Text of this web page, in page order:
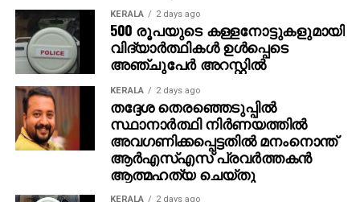
അക്രമികള്‍ക്കെതിരെ പരാതി നല്‍കാന്‍ പൊലീസ്
ഇരകളോട് ആവശ്യപ്പെട്ടു. അടുത്ത ദിവസം,
കൃത്യനിര്‍വഹണത്തിലെ വീഴ്ചയ്ക്ക് എട്ട്
ഉദ്യോഗസ്ഥരെ സസ്‌പെന്‍ഡ് ചെയ്യുകയും രവീന്ദ്ര
സിങ് തേല, രോഹിത് ശര്‍മ എന്നീ രണ്ട് പ്രധാന
അക്രമികളെ അറസ്റ്റ് ചെയ്യുകയും ചെയ്തു.
ഇരുവരെയും പിന്നീട് ജാമ്യത്തില്‍ വിട്ടു.
ഗോരക്ഷാ സംഘാം?ഗമായ പ്രാദേശിക ബിജെപി
നേതാവാണ് തേല. പ്രദേശത്തെ പ്രതിഷേധങ്ങള്‍
KERALA 2 days ago
500 രൂപയുടെ കള്ളനോട്ടുകളുമായി
വിദ്യാര്‍ത്ഥികള്‍ ഉള്‍പ്പെടെ
അഞ്ചുപേര്‍ അറസ്റ്റില്‍
KERALA 2 days ago
തദ്ദേശ തെരഞ്ഞെടുപ്പില്‍
സ്ഥാനാര്‍ത്ഥി നിര്‍ണയത്തില്‍
അവഗണിക്കപ്പെട്ടതില്‍ മനംനൊന്ത്
ആര്‍എസ്എസ് പ്രവര്‍ത്തകന്‍
ആത്മഹത്യ ചെയ്തു
KERALA 2 days ago